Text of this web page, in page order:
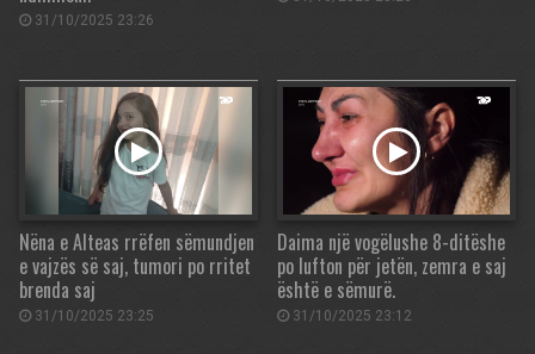
31/10/2025 23:26
Nëna e Alteas rrëfen sëmundjen
e vajzës së saj, tumori po rritet
brenda saj
31/10/2025 23:25
Daima një vogëlushe 8-ditëshe
po lufton për jetën, zemra e saj
është e sëmurë.
31/10/2025 23:12